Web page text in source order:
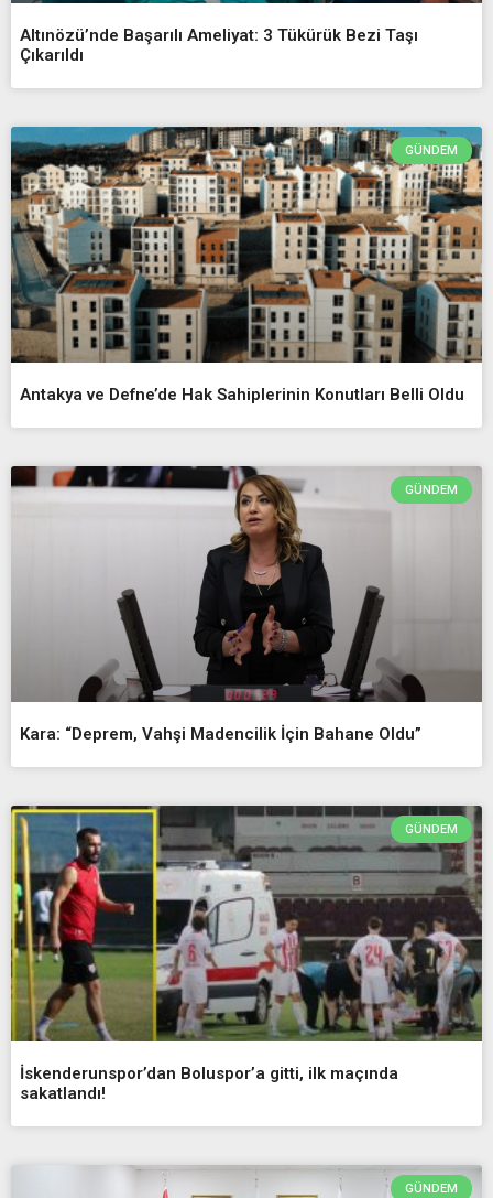
Altınözü’nde Başarılı Ameliyat: 3 Tükürük Bezi Taşı
Çıkarıldı
GÜNDEM
Antakya ve Defne’de Hak Sahiplerinin Konutları Belli Oldu
GÜNDEM
Kara: “Deprem, Vahşi Madencilik İçin Bahane Oldu”
GÜNDEM
İskenderunspor’dan Boluspor’a gitti, ilk maçında
sakatlandı!
GÜNDEM